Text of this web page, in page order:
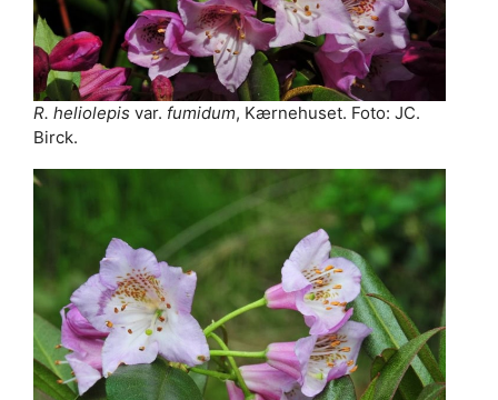
R. heliolepis var. fumidum, Kærnehuset. Foto: JC.
Birck.